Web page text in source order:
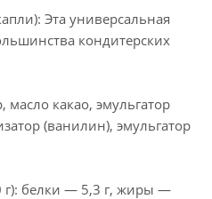
Эта универсальная
кондитерских
масло какао, эмульгатор
(ванилин), эмульгатор
г): белки — 5,3 г, жиры —